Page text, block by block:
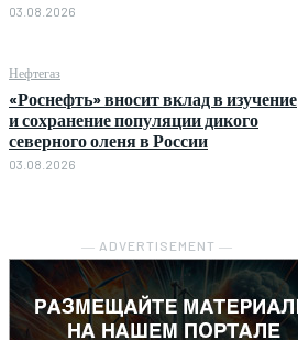
03.08.2026
Нефтегаз
«Роснефть» вносит вклад в изучение
и сохранение популяции дикого
северного оленя в России
03.08.2026
― ADVERTISEMENT ―